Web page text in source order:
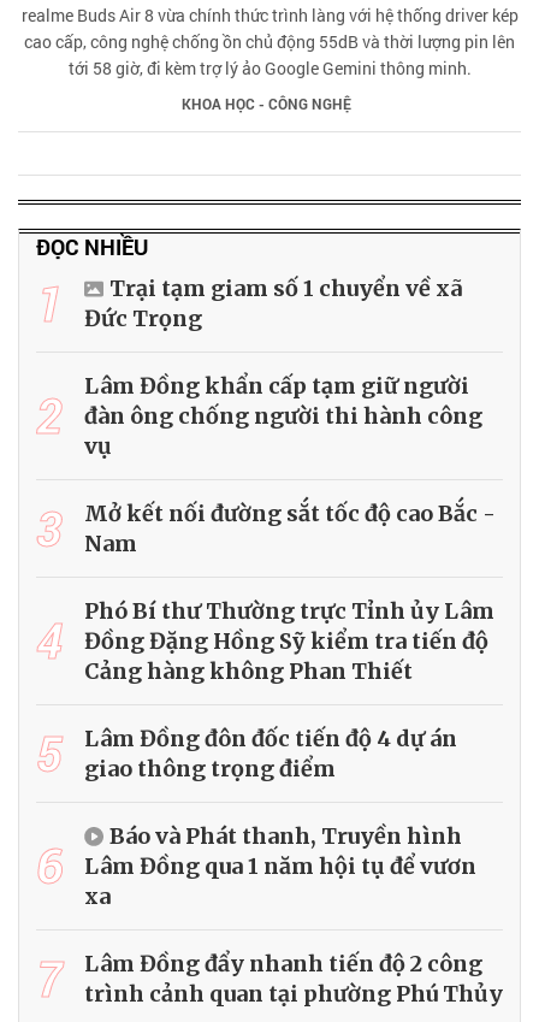
realme Buds Air 8 vừa chính thức trình làng với hệ thống driver kép
cao cấp, công nghệ chống ồn chủ động 55dB và thời lượng pin lên
tới 58 giờ, đi kèm trợ lý ảo Google Gemini thông minh.
KHOA HỌC - CÔNG NGHỆ
ĐỌC NHIỀU
1
Trại tạm giam số 1 chuyển về xã
Đức Trọng
2
Lâm Đồng khẩn cấp tạm giữ người
đàn ông chống người thi hành công
vụ
3
Mở kết nối đường sắt tốc độ cao Bắc -
Nam
4
Phó Bí thư Thường trực Tỉnh ủy Lâm
Đồng Đặng Hồng Sỹ kiểm tra tiến độ
Cảng hàng không Phan Thiết
5
Lâm Đồng đôn đốc tiến độ 4 dự án
giao thông trọng điểm
6
Báo và Phát thanh, Truyền hình
Lâm Đồng qua 1 năm hội tụ để vươn
xa
7
Lâm Đồng đẩy nhanh tiến độ 2 công
trình cảnh quan tại phường Phú Thủy